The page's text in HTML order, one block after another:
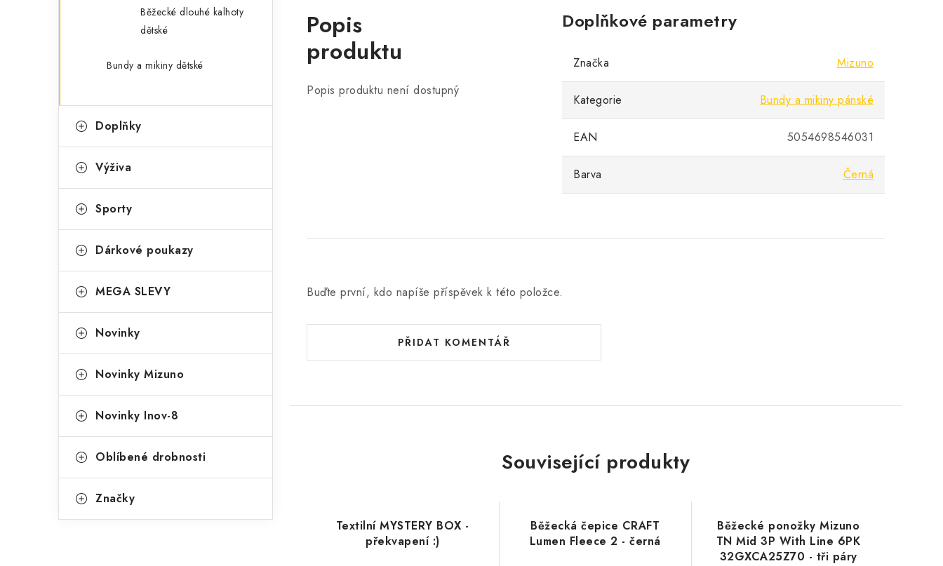
Běžecké dlouhé kalhoty
dětské
Bundy a mikiny dětské
Doplňky
Výživa
Sporty
Dárkové poukazy
MEGA SLEVY
Novinky
Novinky Mizuno
Novinky Inov-8
Oblíbené drobnosti
Značky
Popis
produktu
Popis produktu není dostupný
Doplňkové parametry
Značka Mizuno
Kategorie Bundy a mikiny pánské
EAN 5054698546031
Barva Černá
Buďte první, kdo napíše příspěvek k této položce.
PŘIDAT KOMENTÁŘ
Související produkty
Textilní MYSTERY BOX -
překvapení :)
Běžecká čepice CRAFT
Lumen Fleece 2 - černá
Běžecké ponožky Mizuno
TN Mid 3P With Line 6PK
32GXCA25Z70 - tři páry